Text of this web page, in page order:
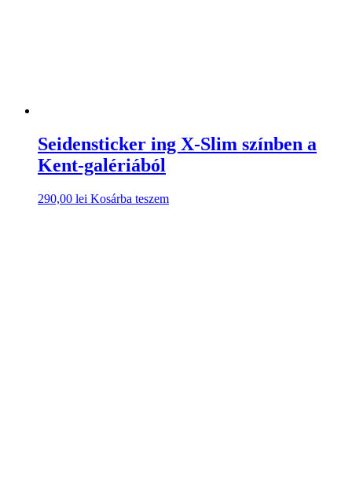
Seidensticker ing X-Slim színben a
Kent-galériából
290,00 lei Kosárba teszem